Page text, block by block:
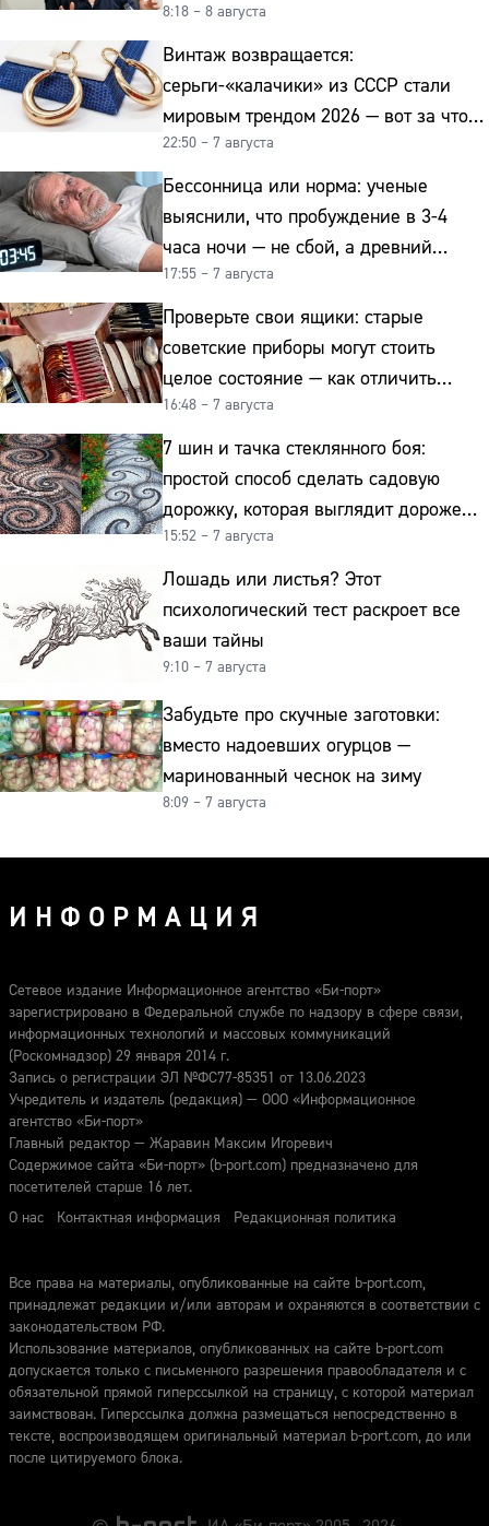
8:18 – 8 августа
Винтаж возвращается:
серьги-«калачики» из СССР стали
мировым трендом 2026 — вот за что
их ценят ювелиры
22:50 – 7 августа
Бессонница или норма: ученые
выяснили, что пробуждение в 3-4
часа ночи — не сбой, а древний
биологический ритм
17:55 – 7 августа
Проверьте свои ящики: старые
советские приборы могут стоить
целое состояние — как отличить
подделку от мельхиора
16:48 – 7 августа
7 шин и тачка стеклянного боя:
простой способ сделать садовую
дорожку, которая выглядит дороже
гранита
15:52 – 7 августа
Лошадь или листья? Этот
психологический тест раскроет все
ваши тайны
9:10 – 7 августа
Забудьте про скучные заготовки:
вместо надоевших огурцов —
маринованный чеснок на зиму
8:09 – 7 августа
ИНФОРМАЦИЯ
Сетевое издание Информационное агентство «Би-порт»
зарегистрировано в Федеральной службе по надзору в сфере связи,
информационных технологий и массовых коммуникаций
(Роскомнадзор) 29 января 2014 г.
Запись о регистрации ЭЛ №ФС77-85351 от 13.06.2023
Учредитель и издатель (редакция) — ООО «Информационное
агентство «Би-порт»
Главный редактор — Жаравин Максим Игоревич
Содержимое сайта «Би-порт» (b-port.com) предназначено для
посетителей старше 16 лет.
О нас
Контактная информация Редакционная политика
Все права на материалы, опубликованные на сайте b-port.com,
принадлежат редакции и/или авторам и охраняются в соответствии с
законодательством РФ.
Использование материалов, опубликованных на сайте b-port.com
допускается только с письменного разрешения правообладателя и с
обязательной прямой гиперссылкой на страницу, с которой материал
заимствован. Гиперссылка должна размещаться непосредственно в
тексте, воспроизводящем оригинальный материал b-port.com, до или
после цитируемого блока.